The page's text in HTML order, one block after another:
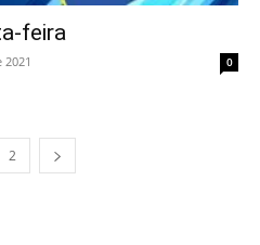
feira
2021 0
2